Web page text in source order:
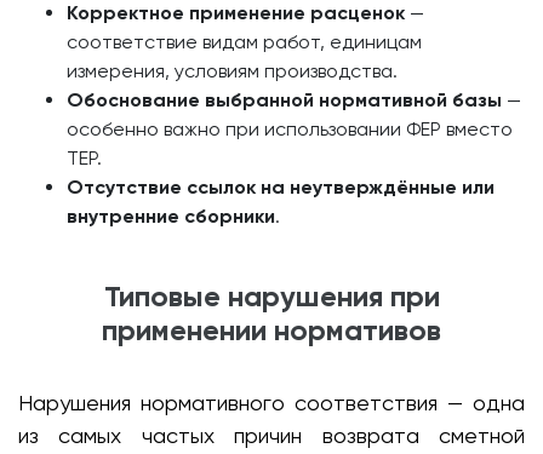
Корректное применение расценок —
соответствие видам работ, единицам
измерения, условиям производства.
Обоснование выбранной нормативной базы —
особенно важно при использовании ФЕР вместо
ТЕР.
Отсутствие ссылок на неутверждённые или
внутренние сборники.
Типовые нарушения при
применении нормативов
Нарушения нормативного соответствия — одна
из самых частых причин возврата сметной